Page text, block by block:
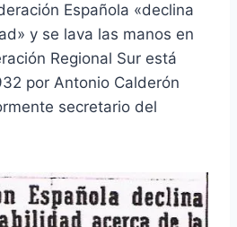
Española «declina
y se lava las manos en
Regional Sur está
por Antonio Calderón
secretario del